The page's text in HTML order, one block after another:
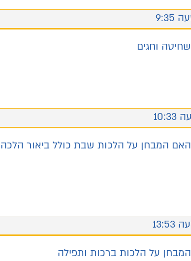
שחיטה וחגים
האם המבחן על הלכות שבת כולל ביאור הלכה
המבחן על הלכות ברכות ותפילה